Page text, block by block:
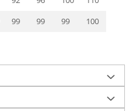
99 99 99 100